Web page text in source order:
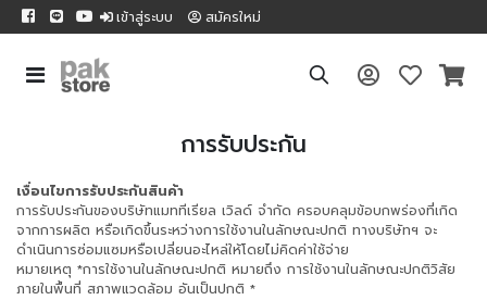
เข้าสู่ระบบ สมัครใหม่
การรับประกัน
เงื่อนไขการรับประกันสินค้า
การรับประกันของบริษัทแมททีเรียล เวิลด์ จำกัด ครอบคลุมข้อบกพร่องที่เกิด
จากการผลิต หรือเกิดขึ้นระหว่างการใช้งานในลักษณะปกติ ทางบริษัทฯ จะ
ดำเนินการซ่อมแซมหรือเปลี่ยนอะไหล่ให้โดยไม่คิดค่าใช้จ่าย
หมายเหตุ *การใช้งานในลักษณะปกติ หมายถึง การใช้งานในลักษณะปกติวิสัย
ภายในพื้นที่ สภาพแวดล้อม อันเป็นปกติ *